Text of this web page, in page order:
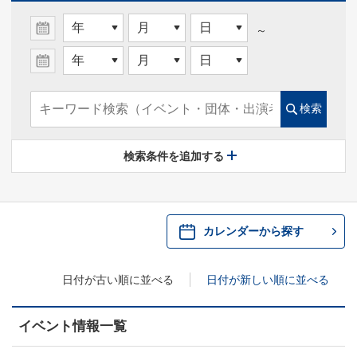
・ イベント一覧
・ イベントカレンダー
～
検索
検索条件を追加する
カレンダーから探す
日付が古い順に並べる 日付が新しい順に並べる
イベント情報一覧